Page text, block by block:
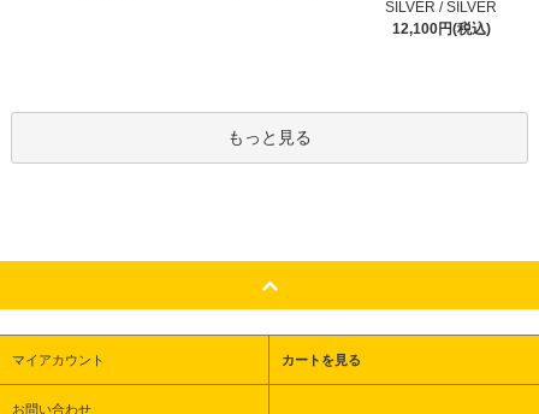
SILVER / SILVER
12,100円(税込)
もっと見る
マイアカウント カートを見る
お問い合わせ